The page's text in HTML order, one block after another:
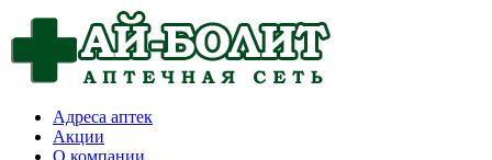
Адреса аптек
Акции
О компании